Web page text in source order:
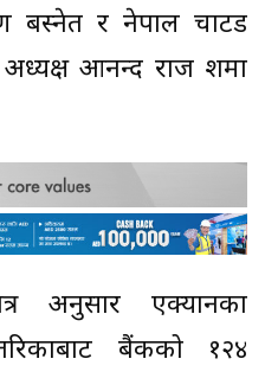
बस्नेत र नेपाल चार्टड
आनन्द राज शर्मा
अनुसार एक्यानका
बैंकको १२४